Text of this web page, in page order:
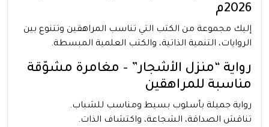
2026م
إليك مجموعة من الكتب التي تناسب المراهقين وتتنوع بين
الروايات، التنمية الذاتية، والكتب العلمية المبسطة.
رواية “منزل الأشجار” – مغامرة مشوّقة
مناسبة للمراهقين
رواية جميلة بأسلوب بسيط ومناسب للشباب.
تناقش الصداقة، الشجاعة، واكتشاف الذات.